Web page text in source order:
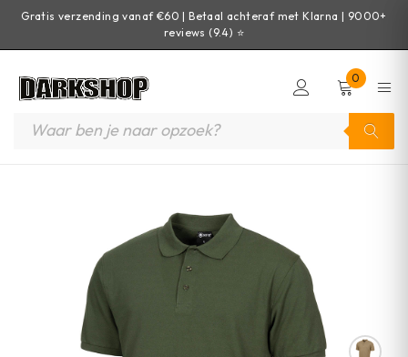
Gratis verzending vanaf €60 | Betaal achteraf met Klarna | 9000+
reviews (9.4) ⭐
0